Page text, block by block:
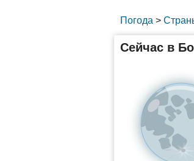
Погода >
Сейчас в